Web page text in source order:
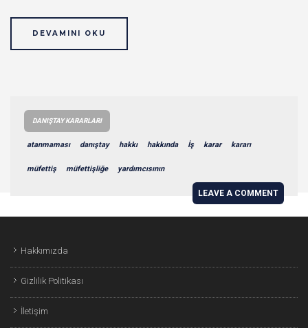
DEVAMINI OKU
DANIŞTAY KARARLARI
atanmaması danıştay hakkı hakkında İş karar kararı
müfettiş müfettişliğe yardımcısının
LEAVE A COMMENT
Hakkımızda
Gizlilik Politikası
İletişim